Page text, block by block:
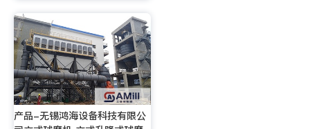
产品-无锡鸿海设备科技有限公